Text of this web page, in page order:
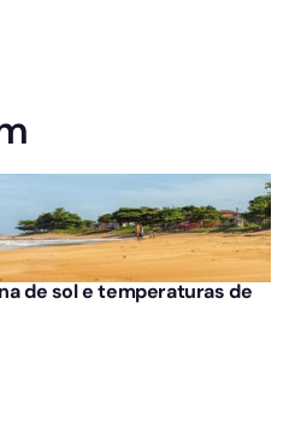
de sol e temperaturas de